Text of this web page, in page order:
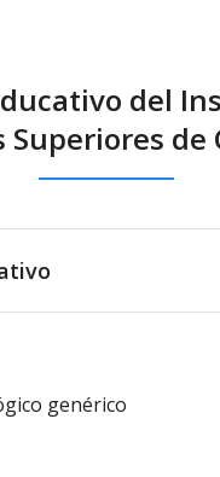
del
Superiores de
genérico